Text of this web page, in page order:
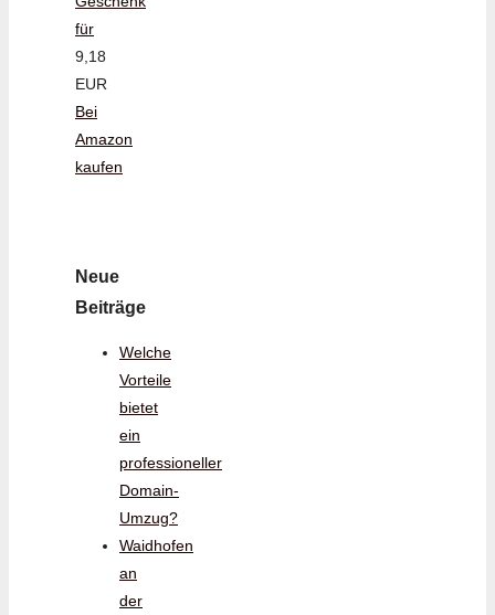
für
9,18
EUR
Bei
Amazon
kaufen
Neue
Beiträge
Welche
Vorteile
bietet
ein
professioneller
Domain-
Umzug?
Waidhofen
an
der